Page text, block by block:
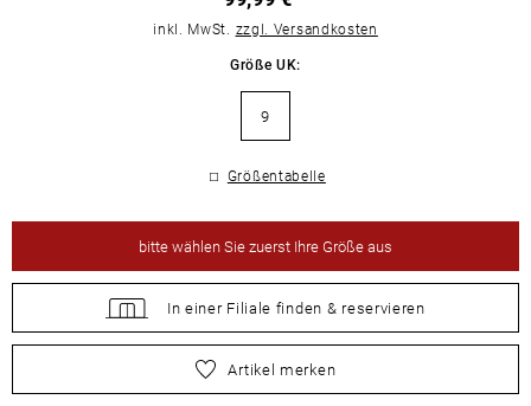
inkl. MwSt. zzgl. Versandkosten
Größe UK:
9
Größentabelle
bittewählen Sie zuerst Ihre Größe aus
In einer Filiale finden & reservieren
wählen Sie zuerst Ihre Größe aus
Artikel merken